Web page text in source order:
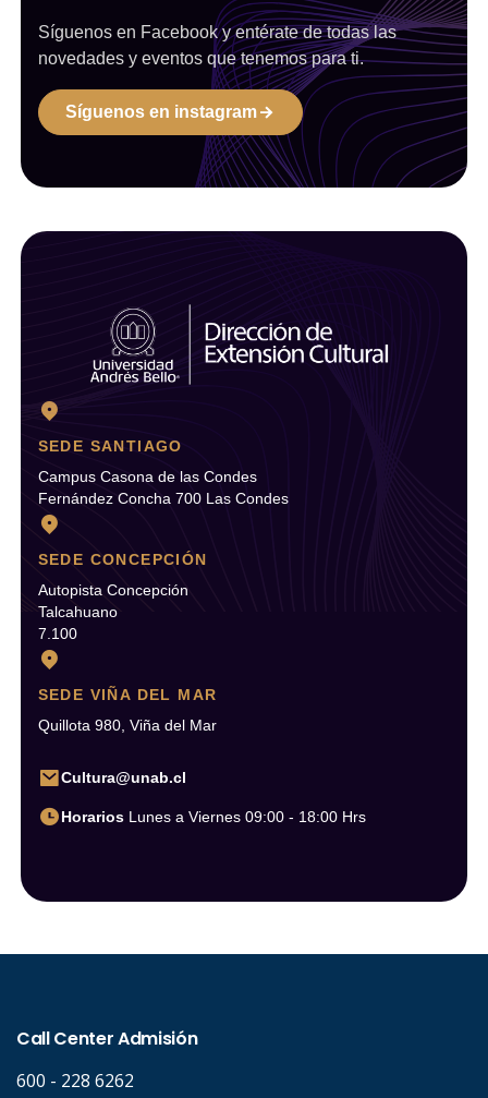
Síguenos en Facebook y entérate de todas las
novedades y eventos que tenemos para ti.
Síguenos en instagram
SEDE SANTIAGO
Campus Casona de las Condes
Fernández Concha 700 Las Condes
SEDE CONCEPCIÓN
Autopista Concepción
Talcahuano
7.100
SEDE VIÑA DEL MAR
Quillota 980, Viña del Mar
Cultura@unab.cl
Horarios Lunes a Viernes 09:00 - 18:00 Hrs